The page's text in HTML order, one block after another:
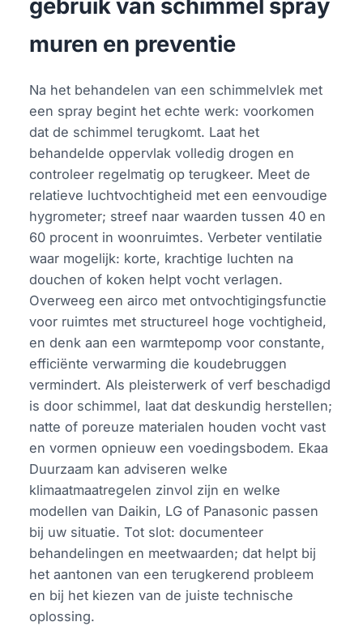
gebruik van schimmel spray
muren en preventie
Na het behandelen van een schimmelvlek met
een spray begint het echte werk: voorkomen
dat de schimmel terugkomt. Laat het
behandelde oppervlak volledig drogen en
controleer regelmatig op terugkeer. Meet de
relatieve luchtvochtigheid met een eenvoudige
hygrometer; streef naar waarden tussen 40 en
60 procent in woonruimtes. Verbeter ventilatie
waar mogelijk: korte, krachtige luchten na
douchen of koken helpt vocht verlagen.
Overweeg een airco met ontvochtigingsfunctie
voor ruimtes met structureel hoge vochtigheid,
en denk aan een warmtepomp voor constante,
efficiënte verwarming die koudebruggen
vermindert. Als pleisterwerk of verf beschadigd
is door schimmel, laat dat deskundig herstellen;
natte of poreuze materialen houden vocht vast
en vormen opnieuw een voedingsbodem. Ekaa
Duurzaam kan adviseren welke
klimaatmaatregelen zinvol zijn en welke
modellen van Daikin, LG of Panasonic passen
bij uw situatie. Tot slot: documenteer
behandelingen en meetwaarden; dat helpt bij
het aantonen van een terugkerend probleem
en bij het kiezen van de juiste technische
oplossing.